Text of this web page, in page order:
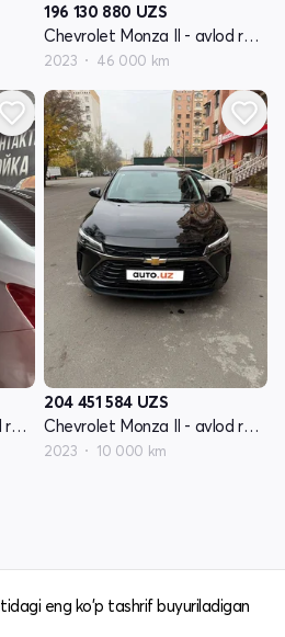
196 130 880 UZS
Chevrolet Monza II - avlod restyling
2023 46 000 km
Chevrolet Monza II - avlod restyling
204 451 584 UZS
Chevrolet Monza II - avlod restyling
2023 10 000 km
eng ko'p tashrif buyuriladigan